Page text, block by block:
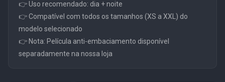
👉 Uso recomendado: dia + noite
👉 Compatível com todos os tamanhos (XS a XXL) do
modelo selecionado
👉 Nota: Película anti-embaciamento disponível
separadamente na nossa loja